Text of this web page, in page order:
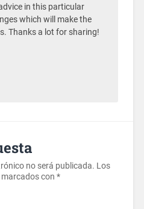
in this particular
which will make the
Thanks a lot for sharing!
no será publicada. Los
con *